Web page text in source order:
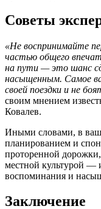
Советы
«Не воспринимайте
частью общего
на пути — это шанс
насыщенным. Самое
своей поездки и не
своим мнением
Ковалев.
Иными словами, в
планированием и
проторенной
местной культурой —
воспоминания и
Заключение